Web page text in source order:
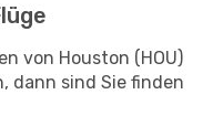
von Houston (HOU)
dann sind Sie finden